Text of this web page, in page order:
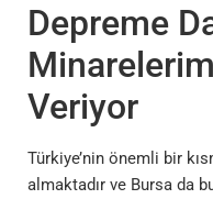
Depreme
Veriyor
Türkiye’nin önemli bir
almaktadır ve Bursa da